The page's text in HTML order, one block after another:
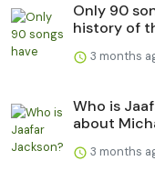
Only 90
history of
3 months
Who is
about
3 months